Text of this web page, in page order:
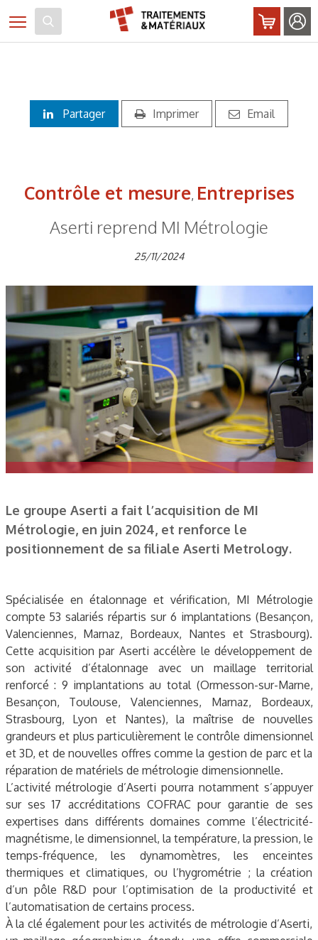
Toggle navigation
Partager Imprimer Email
Contrôle et mesure, Entreprises
Aserti reprend MI Métrologie
25/11/2024
Le groupe Aserti a fait l’acquisition de MI
Métrologie, en juin 2024, et renforce le
positionnement de sa filiale Aserti Metrology.
Spécialisée en étalonnage et vérification, MI Métrologie
compte 53 salariés répartis sur 6 implantations (Besançon,
Valenciennes, Marnaz, Bordeaux, Nantes et Strasbourg).
Cette acquisition par Aserti accélère le développement de
son activité d’étalonnage avec un maillage territorial
renforcé : 9 implantations au total (Ormesson-sur-Marne,
Besançon, Toulouse, Valenciennes, Marnaz, Bordeaux,
Strasbourg, Lyon et Nantes), la maîtrise de nouvelles
grandeurs et plus particulièrement le contrôle dimensionnel
et 3D, et de nouvelles offres comme la gestion de parc et la
réparation de matériels de métrologie dimensionnelle.
L’activité métrologie d’Aserti pourra notamment s’appuyer
sur ses 17 accréditations COFRAC pour garantie de ses
expertises dans différents domaines comme l’électricité-
magnétisme, le dimensionnel, la température, la pression, le
temps-fréquence, les dynamomètres, les enceintes
thermiques et climatiques, ou l’hygrométrie ; la création
d’un pôle R&D pour l’optimisation de la productivité et
l’automatisation de certains process.
À la clé également pour les activités de métrologie d’Aserti,
Panneau de gestion des cookies